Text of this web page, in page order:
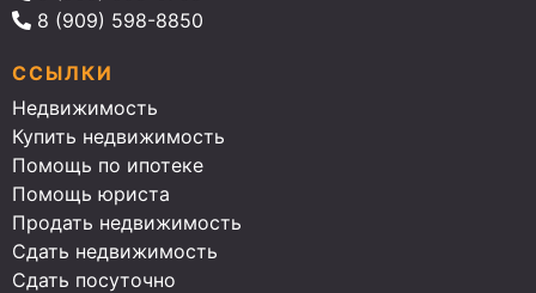
8 (909) 598-8850
ССЫЛКИ
Недвижимость
Купить недвижимость
Помощь по ипотеке
Помощь юриста
Продать недвижимость
Сдать недвижимость
Сдать посуточно